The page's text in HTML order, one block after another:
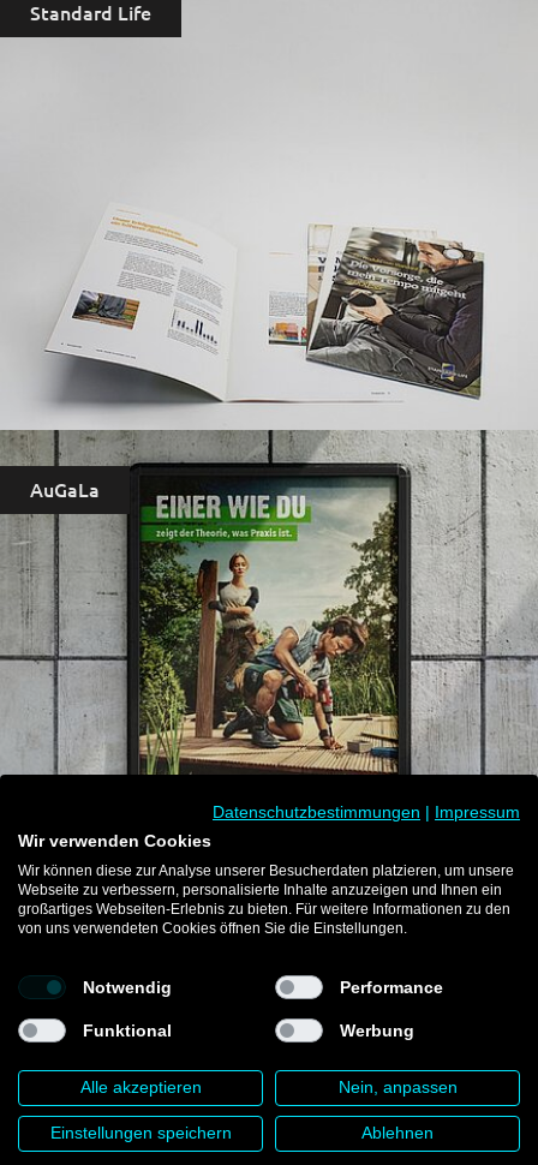
Standard Life
AuGaLa
Counterpart Group © 2026
DatenschutzImpressum Newsletter
Datenschutzbestimmungen
Impressum
Wir verwenden Cookies
Wir können diese zur Analyse unserer Besucherdaten platzieren, um unsere
Webseite zu verbessern, personalisierte Inhalte anzuzeigen und Ihnen ein
großartiges Webseiten-Erlebnis zu bieten. Für weitere Informationen zu den
von uns verwendeten Cookies öffnen Sie die Einstellungen.
Notwendig Performance
Funktional Werbung
Alle akzeptieren Nein, anpassen
Einstellungen speichern Ablehnen